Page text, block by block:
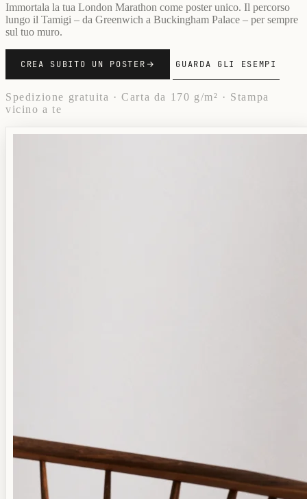
Immortala la tua London Marathon come poster unico. Il percorso
lungo il Tamigi – da Greenwich a Buckingham Palace – per sempre
sul tuo muro.
CREA SUBITO UN POSTER GUARDA GLI ESEMPI
Spedizione gratuita · Carta da 170 g/m² · Stampa
vicino a te